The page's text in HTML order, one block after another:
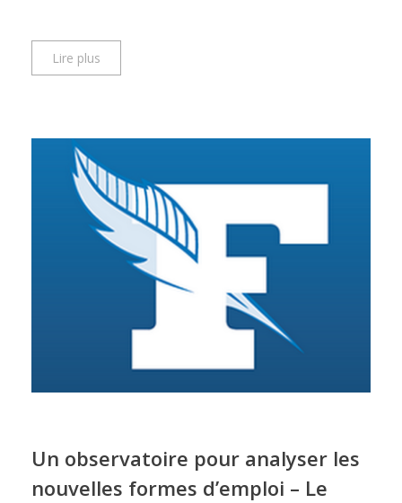
Lire plus
Un observatoire pour analyser les
nouvelles formes d’emploi – Le